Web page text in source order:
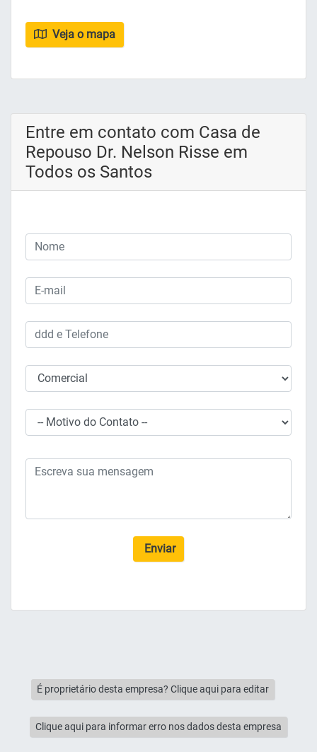
Veja o mapa
Entre em contato com Casa de
Repouso Dr. Nelson Risse em
Todos os Santos
Enviar
É proprietário desta empresa? Clique aqui para editar
Clique aqui para informar erro nos dados desta empresa